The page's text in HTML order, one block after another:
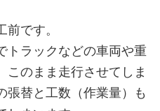
です。
トラックなどの車両や重
このまま走行させてしま
張替と工数（作業量）も